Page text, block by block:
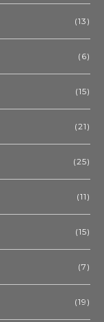
(13)
(6)
(15)
(21)
(25)
(11)
(15)
(7)
(19)